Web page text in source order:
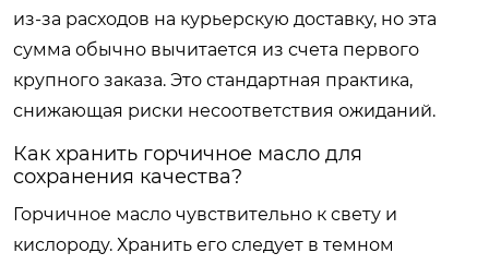
из-за расходов на курьерскую доставку, но эта
сумма обычно вычитается из счета первого
крупного заказа. Это стандартная практика,
снижающая риски несоответствия ожиданий.
Как хранить горчичное масло для
сохранения качества?
Горчичное масло чувствительно к свету и
кислороду. Хранить его следует в темном